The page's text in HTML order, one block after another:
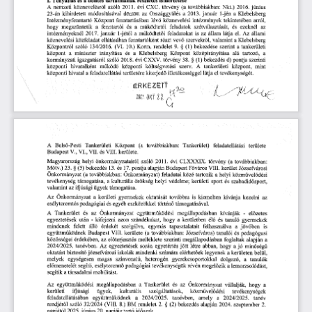
L Tényállás és a döntés tartalmának részletes ismertetése
A nemzeti köznevelésről szóló 2011. évi CXC. törvény (a továbbiakban: Nkt.) 2016. június
23-án kihirdetett módosításával döntött az Országgyűlés a 2013. január 1-jén a Klebelsberg
Intézményfenntartó Központ fenntartásában lévő köznevelési intézmények tekintetében arról,
hogy megszüntetik a fenntartói és a működtetői feladatok szétválasztását, és ezeknél
az
intézményeknél 2017. január 1-jétől a működtetői feladatokat is az állam látja el. Az állami
köznevelési közfeladat ellátásában fenntartóként részt vevő szervekről, valamint a Klebelsberg
Központról szóló 134/2016. (VI. 10.) Korm. rendelet 9. § (1) bekezdése szerint a tankerületi
központ a miniszter irányítása és a Klebelsberg Központ középirányítása alá tartozó, a
kormányzati igazgatásról szóló 2018. évi CXXV. törvény 38. § (1) bekezdés d) pontja szerinti
központi
hivatalként működő központi költségvetési szerv. A tankerületi központ, mint
központi hivatal a feladatellátási területére kiterjedő illetékességgel látja el tevékenységét.
érkezett
2074 OWn /P ~
A Belső-Pesti Tankerületi Központ (a továbbiakban: Tankerület) feladatellátási területe
Budapest V., VI., VII. és VIII. kerülete.
Magyarország helyi önkormányzatairól szóló 2011. évi CLXXXIX. törvény (a továbbiakban:
Mötv.) 23. § (5) bekezdés 13. és 17. pontja alapján Budapest Főváros VIII. kerület Józsefvárosi
Önkormányzat (a továbbiakban: Önkormányzat) feladatai közé tartozik a helyi közművelődési
tevékenység támogatása, a kulturális örökség helyi védelme; kerületi sport és szabadidősport,
valamint az ifjúsági ügyek támogatása.
Az Önkormányzat a kerületi gyermekek oktatását továbbra is kiemelten kívánja kezelni az
esélyteremtéspedagógiai és egyéb eszközökkel történő támogatásával.
A Tankerület és az Önkormányzat együttműködési megállapodásban kívánják - előzetes
egyeztetések után - kifejezni azon szándékukat, hogy a kerületben élő és tanuló gyermekek
mindenek felett álló érdekét szolgálva, egymás tapasztalatait felhasználva a jövőben
is
együttműködnek Budapest VIII. kerülete (a továbbiakban: Józsefváros) tanulói és pedagógusi
közösségei érdekében, az előterjesztés melléklete szerinti megállapodásban foglaltak alapján a
2024/2025. tanévben. Az egyeztetések során egyetértés jött létre abban, hogy a jó minőségű
oktatást biztosító józsefvárosi iskolák mindenki számára elérhetőek legyenek a kerületen belül,
melyek
egységesen magas színvonalú, heterogén gyerekcsoportokkal dolgozó, a tanulók
előmenetelét segítő, esélyteremtő pedagógiai tevékenységükrévén megelőzik a lemorzsolódást,
segítik atársadalmi mobilitást.
Az együttműködési megállapodásban a Tankerület és az Önkormányzat vállalják, hogy a
kerületi
i^úsági ügyek, kulturális szolgáltatások, közművelődési
tevékenységek
feladatellátásában
együttműködnek a 2024/2025. tanévben, amely a 2024/2025.
tanév
rendjéről szóló 32/2024 (VIII. 8.) BM rendelet 2. § (2) bekezdés alapján 2024. szeptember 2.